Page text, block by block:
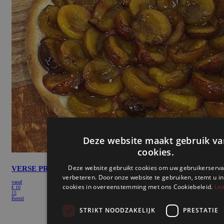
VERSE PRUIMEN
vanaf
€ 10
15
Bestel
Deze website maakt gebruik
cookies.
Deze website gebruikt cookies om uw
verbeteren. Door onze website te gebruiken, stemt u
cookies in overeenstemming met ons Cookiebeleid.
STRIKT NOODZAKELIJK PRESTATIE